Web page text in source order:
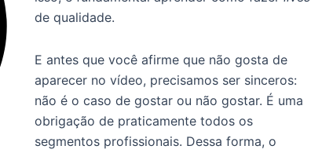
de qualidade.
E antes que você afirme que não gosta de
aparecer no vídeo, precisamos ser sinceros:
não é o caso de gostar ou não gostar. É uma
obrigação de praticamente todos os
segmentos profissionais. Dessa forma, o